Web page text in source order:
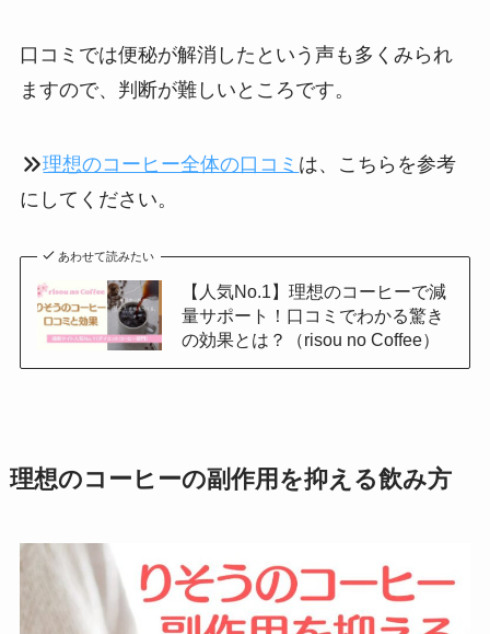
口コミでは便秘が解消したという声も多くみられ
ますので、判断が難しいところです。
理想のコーヒー全体の口コミ は、こちらを参考
にしてください。
あわせて読みたい
【人気No.1】理想のコーヒーで減
量サポート！口コミでわかる驚き
の効果とは？（risou no Coffee）
理想のコーヒーの副作用を抑える飲み方